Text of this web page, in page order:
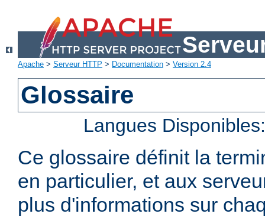
Apache > Serveur HTTP > Documentation > Version 2.4
Glossaire
Langues
Ce glossaire définit la
en particulier, et aux
plus d'informations sur